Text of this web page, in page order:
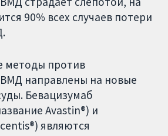
90% всех случаев потери
методы против
направлены на новые
Бевацизумаб
Avastin®) и
являются